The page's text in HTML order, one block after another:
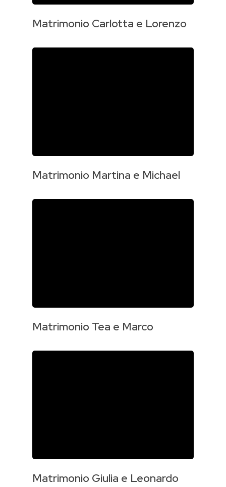
Matrimonio Carlotta e Lorenzo
Matrimonio Martina e Michael
Matrimonio Tea e Marco
Matrimonio Giulia e Leonardo